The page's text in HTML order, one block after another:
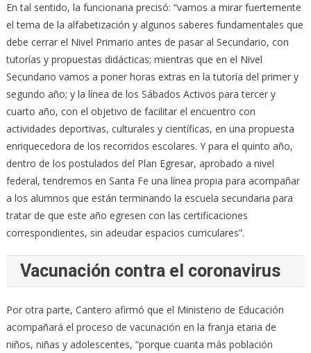
En tal sentido, la funcionaria precisó: “vamos a mirar fuertemente
el tema de la alfabetización y algunos saberes fundamentales que
debe cerrar el Nivel Primario antes de pasar al Secundario, con
tutorías y propuestas didácticas; mientras que en el Nivel
Secundario vamos a poner horas extras en la tutoría del primer y
segundo año; y la línea de los Sábados Activos para tercer y
cuarto año, con el objetivo de facilitar el encuentro con
actividades deportivas, culturales y científicas, en una propuesta
enriquecedora de los recorridos escolares. Y para el quinto año,
dentro de los postulados del Plan Egresar, aprobado a nivel
federal, tendremos en Santa Fe una línea propia para acompañar
a los alumnos que están terminando la escuela secundaria para
tratar de que este año egresen con las certificaciones
correspondientes, sin adeudar espacios curriculares”.
Vacunación contra el coronavirus
Por otra parte, Cantero afirmó que el Ministerio de Educación
acompañará el proceso de vacunación en la franja etaria de
niños, niñas y adolescentes, “porque cuanta más población